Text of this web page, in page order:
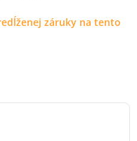
záruky na tento